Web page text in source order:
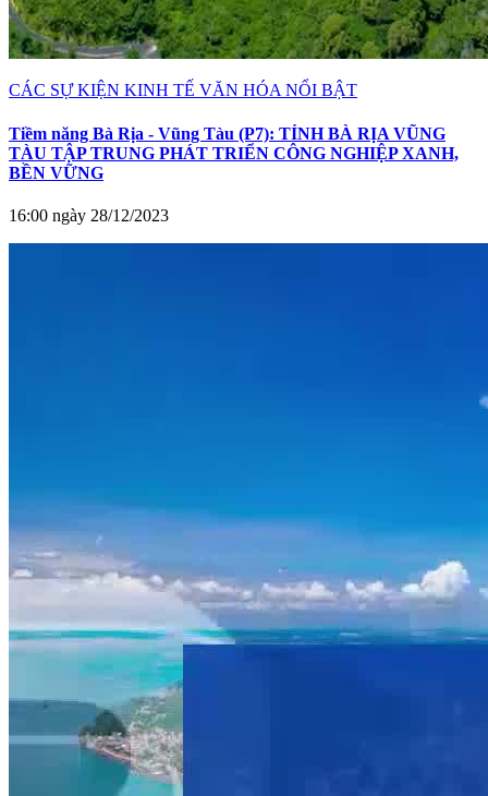
CÁC SỰ KIỆN KINH TẾ VĂN HÓA NỔI BẬT
Tiềm năng Bà Rịa - Vũng Tàu (P7): TỈNH BÀ RỊA VŨNG
TÀU TẬP TRUNG PHÁT TRIỂN CÔNG NGHIỆP XANH,
BỀN VỮNG
16:00 ngày 28/12/2023